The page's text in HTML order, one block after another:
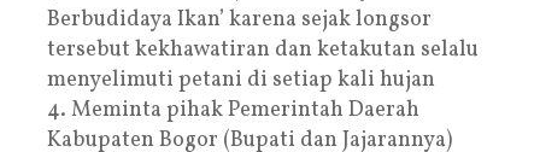
Berbudidaya Ikan’ karena sejak longsor
tersebut kekhawatiran dan ketakutan selalu
menyelimuti petani di setiap kali hujan
4. Meminta pihak Pemerintah Daerah
Kabupaten Bogor (Bupati dan Jajarannya)